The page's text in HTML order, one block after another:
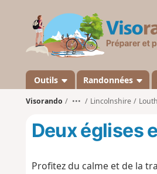
Outils Randonnées
Visorando ••• Lincolnshire Louth
Deux églises
Profitez du calme et de la